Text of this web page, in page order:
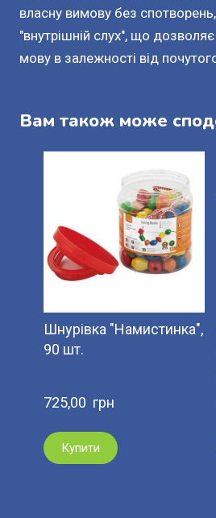
власну вимову без
"внутрішній слух", що
мову в залежності від
Вам також може
Шнурівка "Намистинка",
90 шт.
725,00  грн
Купити